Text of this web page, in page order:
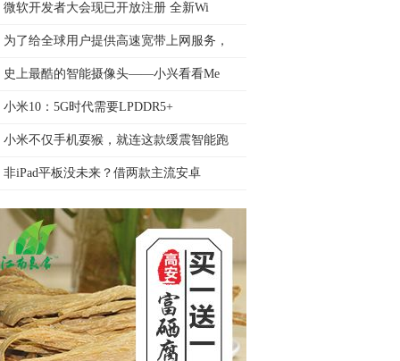
微软开发者大会现已开放注册 全新Wi
为了给全球用户提供高速宽带上网服务，
史上最酷的智能摄像头——小兴看看Me
小米10：5G时代需要LPDDR5+
小米不仅手机耍猴，就连这款缓震智能跑
非iPad平板没未来？借两款主流安卓